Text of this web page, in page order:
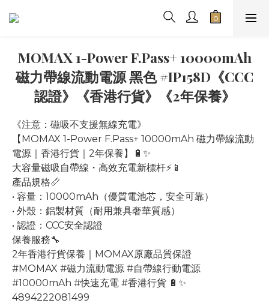
MOMAX 1-Power F.Pass+ 10000mAh
磁力帶線流動電源 黑色 #IP158D《CCC
認證》《香港行貨》《2年保養》
《注意：磁吸不支援無線充電》
﻿【MOMAX 1-Power F.Pass+ 10000mAh 磁力帶線流動
電源｜香港行貨｜2年保養】🔋✨
大容量磁吸自帶線・高效充電新標杆⚡📱
產品規格📏
• 容量：10000mAh（優質電池芯，安全可靠）
• 外殼：鋁製材質（耐用兼具奢華質感）
• 認證：CCC安全認證
保養服務🔧
2年香港行貨保養｜MOMAX原廠品質保證
#MOMAX #磁力流動電源 #自帶線行動電源
#10000mAh #快速充電 #香港行貨 🔋✨
4894222081499